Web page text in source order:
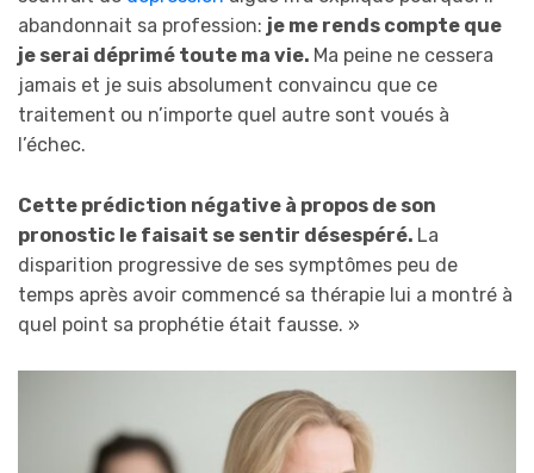
abandonnait sa profession: je me rends compte que
je serai déprimé toute ma vie. Ma peine ne cessera
jamais et je suis absolument convaincu que ce
traitement ou n’importe quel autre sont voués à
l’échec.
Cette prédiction négative à propos de son
pronostic le faisait se sentir désespéré. La
disparition progressive de ses symptômes peu de
temps après avoir commencé sa thérapie lui a montré à
quel point sa prophétie était fausse. »